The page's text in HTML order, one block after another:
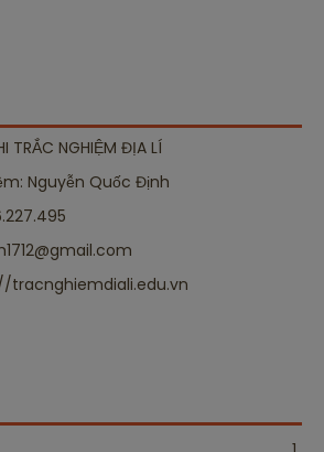
TRẮC NGHIỆM ĐỊA LÍ
Nguyễn Quốc Định
tracnghiemdiali.edu.vn